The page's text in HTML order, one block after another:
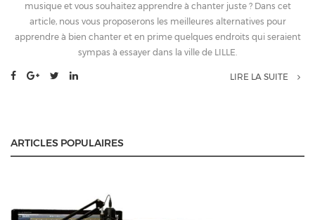
musique et vous souhaitez apprendre à chanter juste ? Dans cet
article, nous vous proposerons les meilleures alternatives pour
apprendre à bien chanter et en prime quelques endroits qui seraient
sympas à essayer dans la ville de LILLE.
LIRE LA SUITE
ARTICLES POPULAIRES